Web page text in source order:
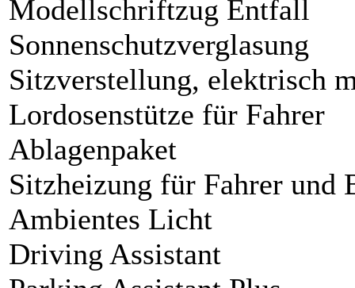
Modellschriftzug Entfall
Sonnenschutzverglasung
Sitzverstellung, elektrisch
Lordosenstütze für Fahrer
Ablagenpaket
Sitzheizung für Fahrer und
Ambientes Licht
Driving Assistant